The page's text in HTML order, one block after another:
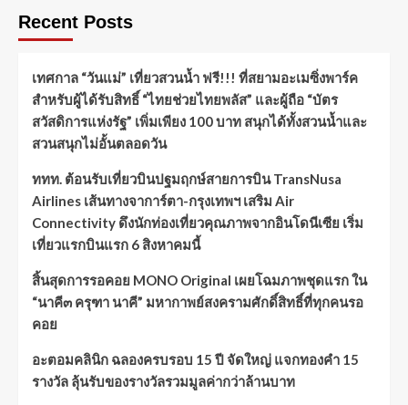
Recent Posts
เทศกาล “วันแม่” เที่ยวสวนน้ำ ฟรี!!! ที่สยามอะเมซิ่งพาร์ค
สำหรับผู้ได้รับสิทธิ์ “ไทยช่วยไทยพลัส” และผู้ถือ “บัตร
สวัสดิการแห่งรัฐ” เพิ่มเพียง 100 บาท สนุกได้ทั้งสวนน้ำและ
สวนสนุกไม่อั้นตลอดวัน
ททท. ต้อนรับเที่ยวบินปฐมฤกษ์สายการบิน TransNusa
Airlines เส้นทางจาการ์ตา-กรุงเทพฯ เสริม Air
Connectivity ดึงนักท่องเที่ยวคุณภาพจากอินโดนีเซีย เริ่ม
เที่ยวแรกบินแรก 6 สิงหาคมนี้
สิ้นสุดการรอคอย MONO Original เผยโฉมภาพชุดแรก ใน
“นาคี๓ ครุฑา นาคี” มหากาพย์สงครามศักดิ์สิทธิ์ที่ทุกคนรอ
คอย
อะตอมคลินิก ฉลองครบรอบ 15 ปี จัดใหญ่ แจกทองคำ 15
รางวัล ลุ้นรับของรางวัลรวมมูลค่ากว่าล้านบาท